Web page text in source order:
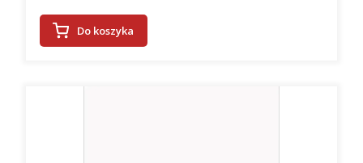
Do koszyka